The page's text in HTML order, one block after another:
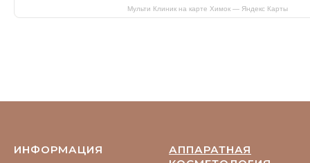
Мульти Клиник на карте Химок — Яндекс Карты
ИНФОРМАЦИЯ
АППАРАТНАЯ